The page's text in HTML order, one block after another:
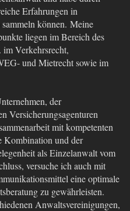
Erfahrungen in
können. Meine
liegen im Bereich des
Verkehrsrecht,
und Mietrecht sowie im
der
Versicherungsagenturen
mit kompetenten
Kombination und der
als Einzelanwalt vom
versuche ich auch mit
eine optimale
zu gewährleisten.
Anwaltsvereinigungen,